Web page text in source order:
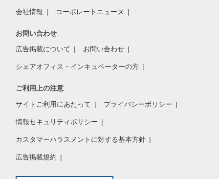
会社情報 コーポレートニュース
お問い合わせ
広告掲載について お問い合わせ
シェアオフィス・インキュベーターの方
ご利用上の注意
サイトご利用にあたって プライバシーポリシー
情報セキュリティポリシー
カスタマーハラスメントに対する基本方針
広告掲載規約